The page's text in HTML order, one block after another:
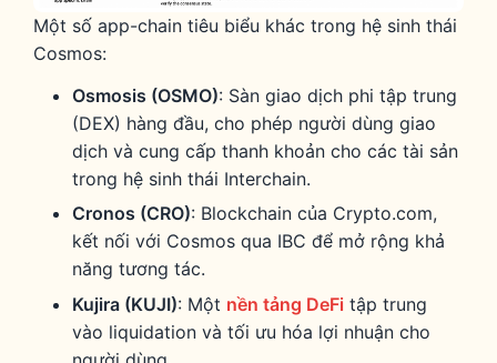
Một số app-chain tiêu biểu khác trong hệ sinh thái
Cosmos:
Osmosis (OSMO): Sàn giao dịch phi tập trung
(DEX) hàng đầu, cho phép người dùng giao
dịch và cung cấp thanh khoản cho các tài sản
trong hệ sinh thái Interchain.
Cronos (CRO): Blockchain của Crypto.com,
kết nối với Cosmos qua IBC để mở rộng khả
năng tương tác.
Kujira (KUJI): Một nền tảng DeFi tập trung
vào liquidation và tối ưu hóa lợi nhuận cho